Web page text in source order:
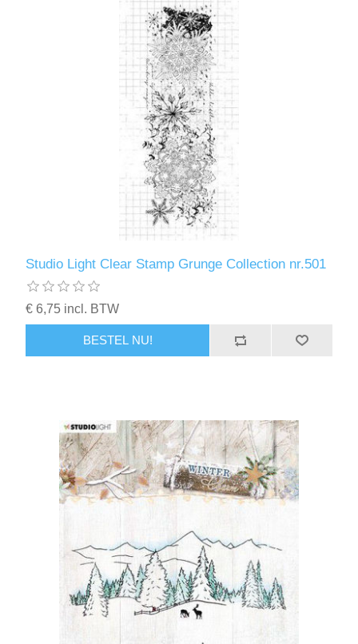
Studio Light Clear Stamp Grunge Collection nr.501
€ 6,75 incl. BTW
BESTEL NU!